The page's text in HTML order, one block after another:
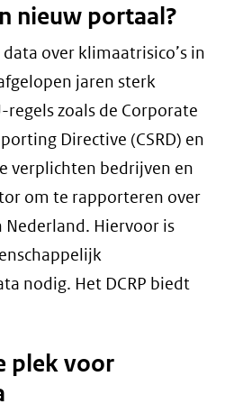
nieuw portaal?
over klimaatrisico’s in
jaren sterk
zoals de Corporate
Directive (CSRD) en
verplichten bedrijven en
om te rapporteren over
Nederland. Hiervoor is
nodig. Het DCRP biedt
plek voor